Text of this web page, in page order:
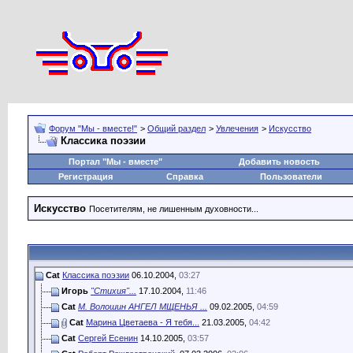
Форум "Мы - вместе!" > Общий раздел > Увлечения > Искусство
Классика поэзии
Портал "Мы - вместе"
Добавить новость
Регистрация
Справка Пользователи
Искусство Посетителям, не лишенным духовности...
Cat Классика поэзии 06.10.2004, 03:27
Игорь "Стихия"... 17.10.2004, 11:46
Cat М. Волошин АНГЕЛ МЩЕНЬЯ ... 09.02.2005, 04:59
Cat Марина Цветаева - Я тебя... 21.03.2005, 04:42
Cat Сергей Есенин 14.10.2005, 03:57